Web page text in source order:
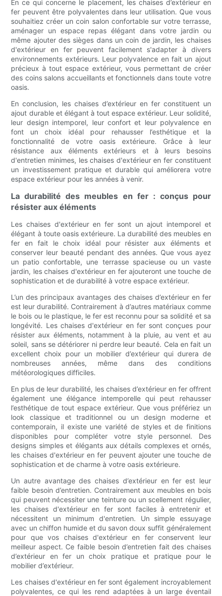
En ce qui concerne le placement, les chaises d’extérieur en
fer peuvent être polyvalentes dans leur utilisation. Que vous
souhaitiez créer un coin salon confortable sur votre terrasse,
aménager un espace repas élégant dans votre jardin ou
même ajouter des sièges dans un coin de jardin, les chaises
d'extérieur en fer peuvent facilement s'adapter à divers
environnements extérieurs. Leur polyvalence en fait un ajout
précieux à tout espace extérieur, vous permettant de créer
des coins salons accueillants et fonctionnels dans toute votre
oasis.
En conclusion, les chaises d’extérieur en fer constituent un
ajout durable et élégant à tout espace extérieur. Leur solidité,
leur design intemporel, leur confort et leur polyvalence en
font un choix idéal pour rehausser l’esthétique et la
fonctionnalité de votre oasis extérieure. Grâce à leur
résistance aux éléments extérieurs et à leurs besoins
d'entretien minimes, les chaises d'extérieur en fer constituent
un investissement pratique et durable qui améliorera votre
espace extérieur pour les années à venir.
La durabilité des meubles en fer : conçus pour
résister aux éléments
Les chaises d'extérieur en fer sont un ajout intemporel et
élégant à toute oasis extérieure. La durabilité des meubles en
fer en fait le choix idéal pour résister aux éléments et
conserver leur beauté pendant des années. Que vous ayez
un patio confortable, une terrasse spacieuse ou un vaste
jardin, les chaises d'extérieur en fer ajouteront une touche de
sophistication et de durabilité à votre espace extérieur.
L’un des principaux avantages des chaises d’extérieur en fer
est leur durabilité. Contrairement à d’autres matériaux comme
le bois ou le plastique, le fer est reconnu pour sa solidité et sa
longévité. Les chaises d'extérieur en fer sont conçues pour
résister aux éléments, notamment à la pluie, au vent et au
soleil, sans se détériorer ni perdre leur beauté. Cela en fait un
excellent choix pour un mobilier d’extérieur qui durera de
nombreuses années, même dans des conditions
météorologiques difficiles.
En plus de leur durabilité, les chaises d’extérieur en fer offrent
également une élégance intemporelle qui peut rehausser
l’esthétique de tout espace extérieur. Que vous préfériez un
look classique et traditionnel ou un design moderne et
contemporain, il existe une variété de styles et de finitions
disponibles pour compléter votre style personnel. Des
designs simples et élégants aux détails complexes et ornés,
les chaises d'extérieur en fer peuvent ajouter une touche de
sophistication et de charme à votre oasis extérieure.
Un autre avantage des chaises d’extérieur en fer est leur
faible besoin d’entretien. Contrairement aux meubles en bois
qui peuvent nécessiter une teinture ou un scellement régulier,
les chaises d'extérieur en fer sont faciles à entretenir et
nécessitent un minimum d'entretien. Un simple essuyage
avec un chiffon humide et du savon doux suffit généralement
pour que vos chaises d'extérieur en fer conservent leur
meilleur aspect. Ce faible besoin d’entretien fait des chaises
d’extérieur en fer un choix pratique et pratique pour le
mobilier d’extérieur.
Les chaises d'extérieur en fer sont également incroyablement
polyvalentes, ce qui les rend adaptées à un large éventail